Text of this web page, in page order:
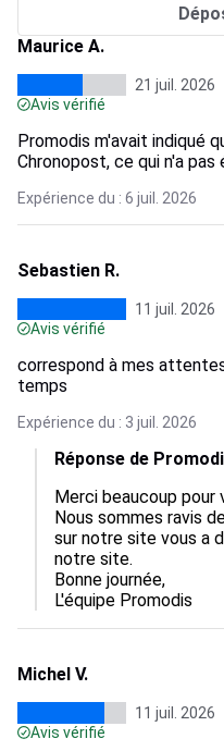
Maurice A.
21 juil. 2026
Avis vérifié
Promodis m'avait indiqué
Chronopost, ce qui n'a
Expérience du : 6 juil. 2026
Sebastien R.
11 juil. 2026
Avis vérifié
correspond à mes
temps
Expérience du : 3 juil. 2026
Réponse de
Merci beaucoup
Nous sommes ravis
sur notre site vous a
notre site.
Bonne journée,
L'équipe Promodis
Michel V.
11 juil. 2026
Avis vérifié